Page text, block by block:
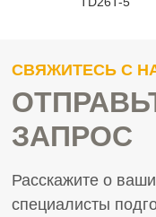
СВЯЖИТЕСЬ С
ЗАПРОС
Расскажите о
специалисты